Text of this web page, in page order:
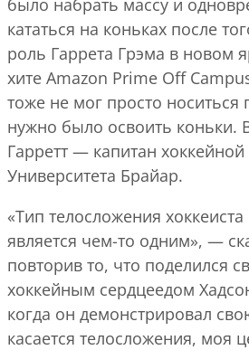
было набрать массу и
кататься на коньках после
роль Гаррета Грэма в новом
хите Amazon Prime Off
тоже не мог просто
нужно было освоить коньки.
Гарретт — капитан
Университета Брайар.
«Тип телосложения
является чем-то одним», —
повторив то, что поделился
хоккейным сердцеедом
когда он демонстрировал
касается телосложения, моя